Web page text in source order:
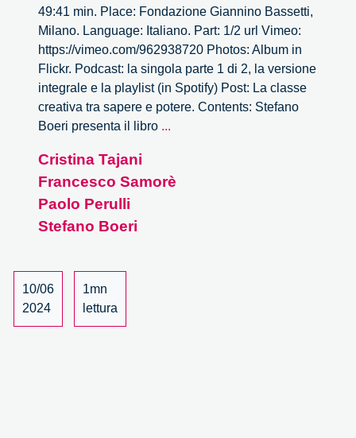
49:41 min. Place: Fondazione Giannino Bassetti,
Milano. Language: Italiano. Part: 1/2 url Vimeo:
https://vimeo.com/962938720 Photos: Album in
Flickr. Podcast: la singola parte 1 di 2, la versione
integrale e la playlist (in Spotify) Post: La classe
creativa tra sapere e potere. Contents: Stefano
Boeri presenta il libro ...
1/2
Cristina Tajani
Francesco Samorè
Paolo Perulli
Stefano Boeri
10/06
2024
1mn
lettura